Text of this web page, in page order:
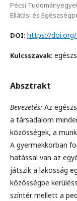
Pécsi
Ellátási és
DOI: https://doi.org/
Kulcsszavak:
Absztrakt
Bevezetés: Az
a társadalom
közösségek, a
A gyermekkorban
hatással van az
játszik a lakosság
közösségbe
színtér mellett a